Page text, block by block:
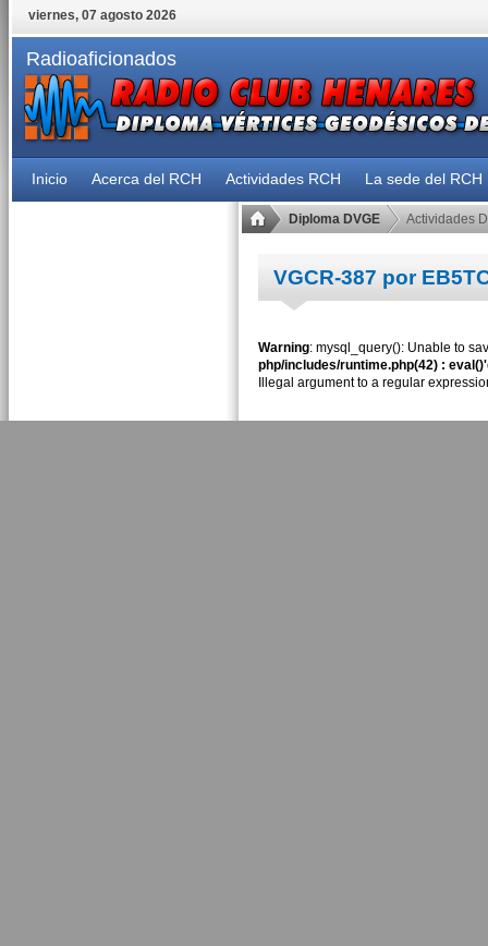
viernes, 07 agosto 2026
Radioaficionados
Inicio Acerca del RCH Actividades RCH La sede del RCH
Diploma DVGE Actividades
VGCR-387 por
Warning: mysql_query(): Unable to
php/includes/runtime.php(42) :
Illegal argument to a regular